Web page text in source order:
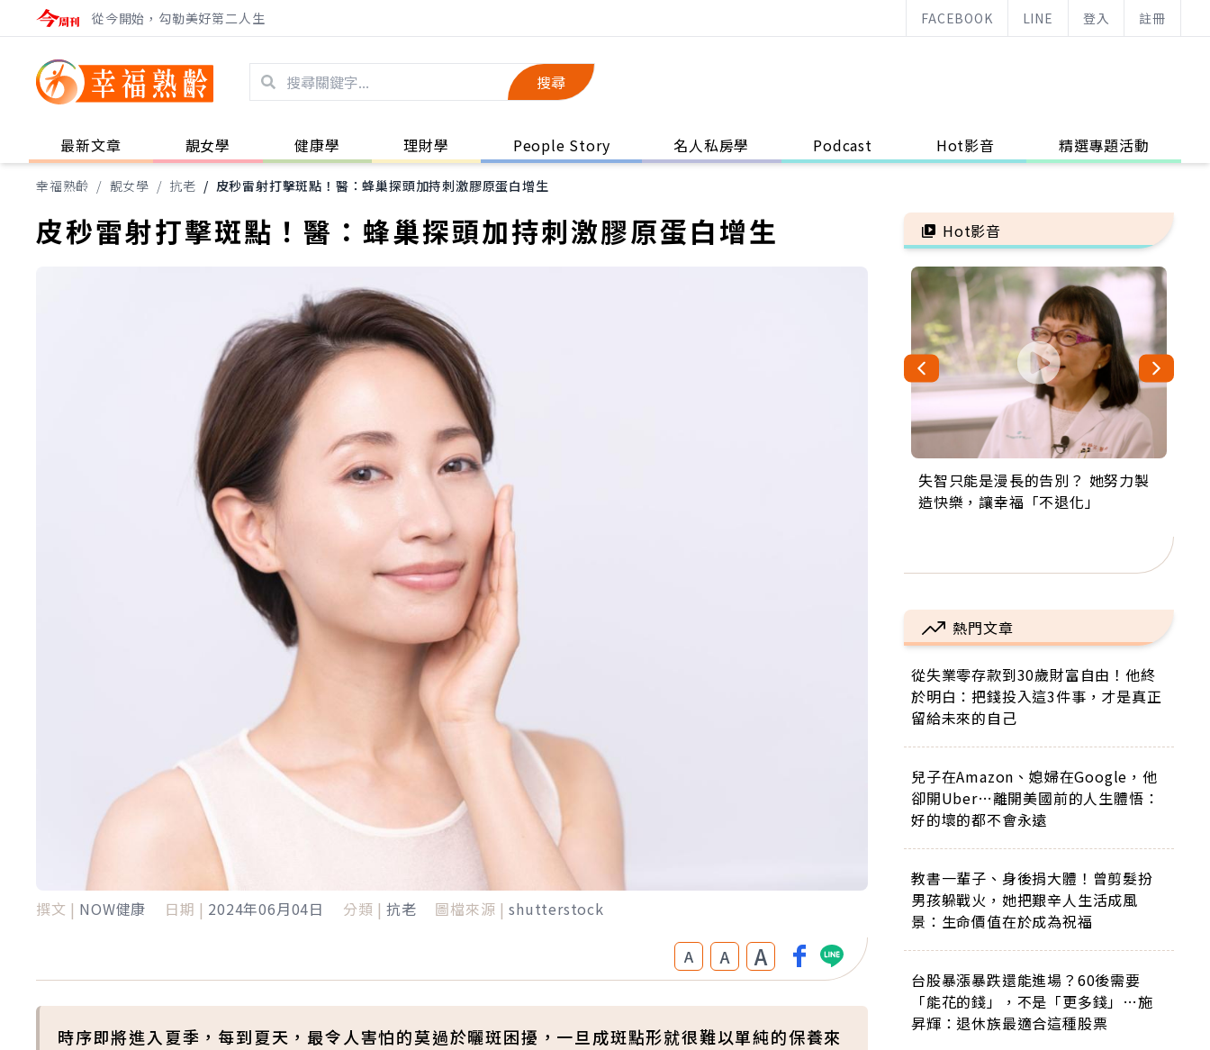
從今開始，勾勒美好第二人生 FACEBOOK LINE 登入 註冊
搜尋
最新文章 靚女學 健康學 理財學 People Story 名人私房學 Podcast Hot影音 精選專題活動
幸福熟齡 / 靚女學 / 抗老 / 皮秒雷射打擊斑點！醫：蜂巢探頭加持刺激膠原蛋白增生
皮秒雷射打擊斑點！醫：蜂巢探頭加持刺激膠原蛋白增生
撰文 | NOW健康 日期 | 2024年06月04日 分類 | 抗老 圖檔來源 | shutterstock
A A A
時序即將進入夏季，每到夏天，最令人害怕的莫過於曬斑困擾，一旦成斑點形就很難以單純的保養來
Hot影音
失智只能是漫長的告別？ 她努力製
造快樂，讓幸福「不退化」
來自剛果的巧克力神父 為台灣奉獻
36年 「台灣是我的家，我連作夢都
63歲卸矽谷副總、搬回台灣找快
樂！「蛋黃哥小丑」走進安養院，
104歲打破金氏世界紀錄 成為全球
最年長羽球選手，分享長壽的秘密
事業巔峰他選擇追夢…黑手阿伯拉
小提琴還登上小巨蛋！連CNN都大
熱門文章
從失業零存款到30歲財富自由！他終
於明白：把錢投入這3件事，才是真正
留給未來的自己
兒子在Amazon、媳婦在Google，他
卻開Uber…離開美國前的人生體悟：
好的壞的都不會永遠
教書一輩子、身後捐大體！曾剪髮扮
男孩躲戰火，她把艱辛人生活成風
景：生命價值在於成為祝福
台股暴漲暴跌還能進場？60後需要
「能花的錢」，不是「更多錢」…施
昇輝：退休族最適合這種股票